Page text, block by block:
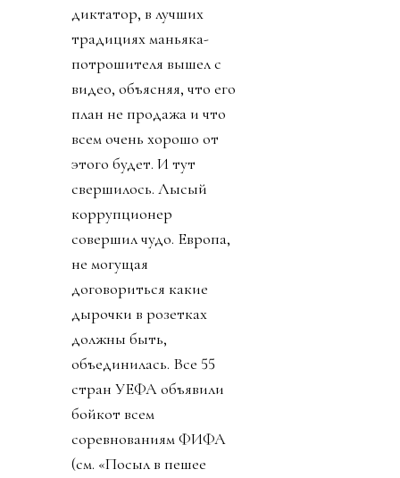
диктатор, в лучших
традициях маньяка-
потрошителя вышел с
видео, объясняя, что его
план не продажа и что
всем очень хорошо от
этого будет. И тут
свершилось. Лысый
коррупционер
совершил чудо. Европа,
не могущая
договориться какие
дырочки в розетках
должны быть,
объединилась. Все 55
стран УЕФА объявили
бойкот всем
соревнованиям ФИФА
(см. «Посыл в пешее